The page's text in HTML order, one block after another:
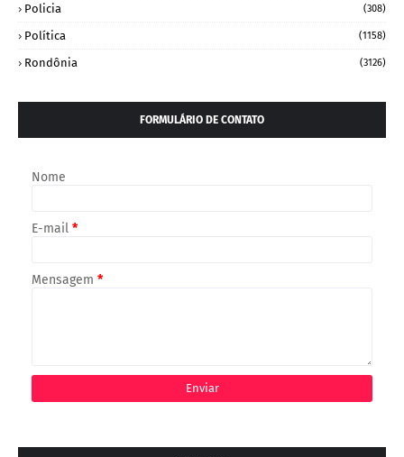
Policia (308)
Política (1158)
Rondônia (3126)
FORMULÁRIO DE CONTATO
Nome
E-mail *
Mensagem *